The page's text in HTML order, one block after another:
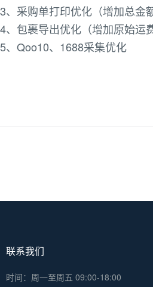
3、采购单打印优化（增加总金
4、包裹导出优化（增加原始运
5、Qoo10、1688采集优化
联系我们
时间：周一至周五 09:00-18:00